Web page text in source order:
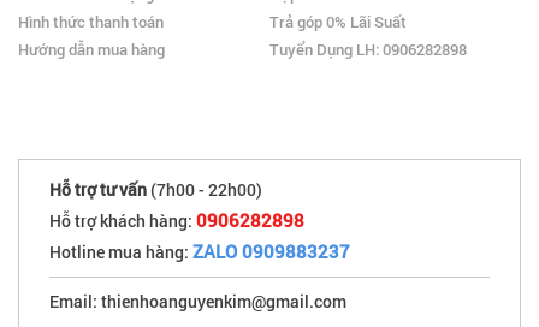
Hình thức thanh toán
Hướng dẫn mua hàng
Trả góp 0% Lãi Suất
Tuyển Dụng LH: 0906282898
Hỗ trợ tư vấn (7h00 - 22h00)
Hỗ trợ khách hàng: 0906282898
Hotline mua hàng: ZALO 0909883237
Email: thienhoanguyenkim@gmail.com